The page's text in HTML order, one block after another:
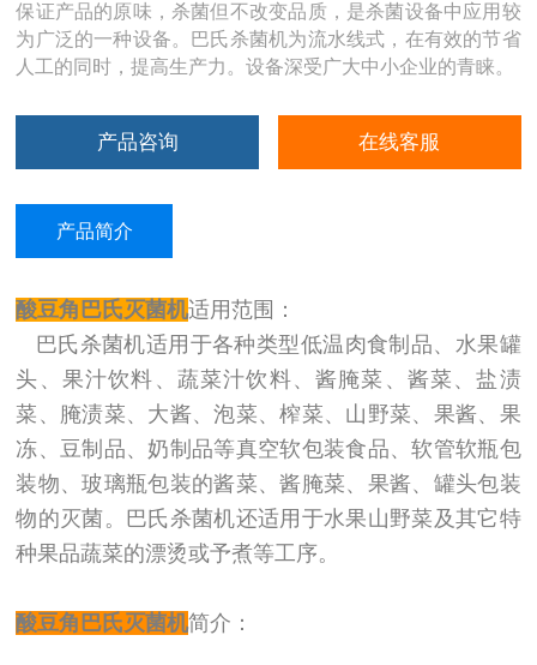
保证产品的原味，杀菌但不改变品质，是杀菌设备中应用较
为广泛的一种设备。巴氏杀菌机为流水线式，在有效的节省
人工的同时，提高生产力。设备深受广大中小企业的青睐。
产品咨询 在线客服
产品简介
酸豆角巴氏灭菌机适用范围：
巴氏杀菌机适用于各种类型低温肉食制品、水果罐
头、果汁饮料、蔬菜汁饮料、酱腌菜、酱菜、盐渍
菜、腌渍菜、大酱、泡菜、榨菜、山野菜、果酱、果
冻、豆制品、奶制品等真空软包装食品、软管软瓶包
装物、玻璃瓶包装的酱菜、酱腌菜、果酱、罐头包装
物的灭菌。巴氏杀菌机还适用于水果山野菜及其它特
种果品蔬菜的漂烫或予煮等工序。
酸豆角巴氏灭菌机简介：